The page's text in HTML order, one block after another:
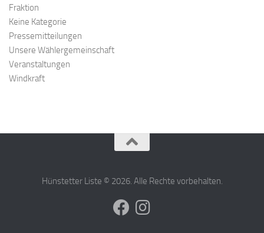
Fraktion
Keine Kategorie
Pressemitteilungen
Unsere Wählergemeinschaft
Veranstaltungen
Windkraft
Hünstetter Liste © 2026. Alle Rechte vorbehalten.